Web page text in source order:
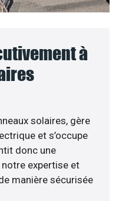
à
solaires, gère
et s’occupe
donc une
expertise et
manière sécurisée